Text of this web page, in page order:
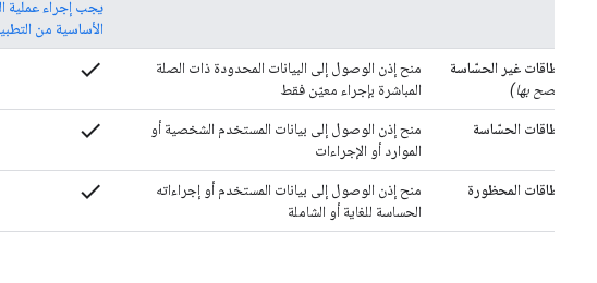
يجب إجراء عملية
الأساسية من
النطاقات غير الحسّاسة
(يُنصح بها)
منح إذن الوصول إلى البيانات المحدودة ذات الصلة
المباشرة بإجراء معيّن فقط
check
النطاقات الحسّاسة
منح إذن الوصول إلى بيانات المستخدم الشخصية أو
الموارد أو الإجراءات
check
النطاقات المحظورة
منح إذن الوصول إلى بيانات المستخدم أو إجراءاته
الحساسة للغاية أو الشاملة
check